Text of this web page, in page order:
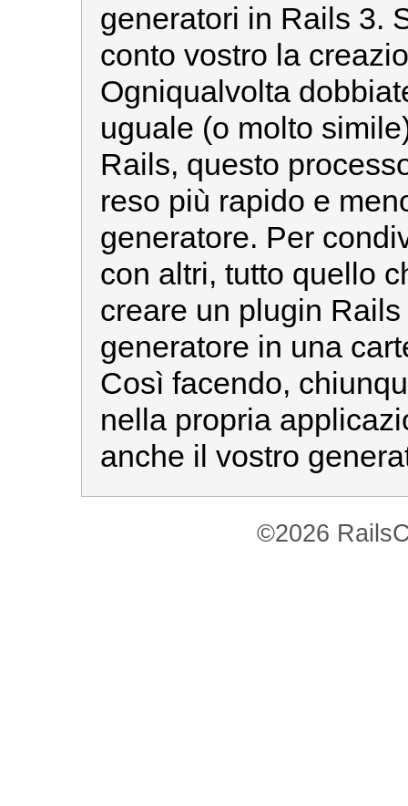
generatori in Rails 3.
conto vostro la
Ogniqualvolta
uguale (o molto
Rails, questo
reso più rapido e
generatore. Per
con altri, tutto quello
creare un plugin
generatore in una
Così facendo,
nella propria
anche il vostro
©2026